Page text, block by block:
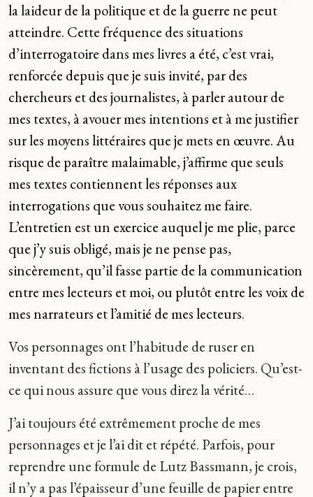
la laideur de la politique et de la guerre ne peut
atteindre. Cette fréquence des situations
d’interrogatoire dans mes livres a été, c’est vrai,
renforcée depuis que je suis invité, par des
chercheurs et des journalistes, à parler autour de
mes textes, à avouer mes intentions et à me justifier
sur les moyens littéraires que je mets en œuvre. Au
risque de paraître malaimable, j’affirme que seuls
mes textes contiennent les réponses aux
interrogations que vous souhaitez me faire.
L’entretien est un exercice auquel je me plie, parce
que j’y suis obligé, mais je ne pense pas,
sincèrement, qu’il fasse partie de la communication
entre mes lecteurs et moi, ou plutôt entre les voix de
mes narrateurs et l’amitié de mes lecteurs.
Vos personnages ont l’habitude de ruser en
inventant des fictions à l’usage des policiers. Qu’est-
ce qui nous assure que vous direz la vérité…
J’ai toujours été extrêmement proche de mes
personnages et je l’ai dit et répété. Parfois, pour
reprendre une formule de Lutz Bassmann, je crois,
il n’y a pas l’épaisseur d’une feuille de papier entre